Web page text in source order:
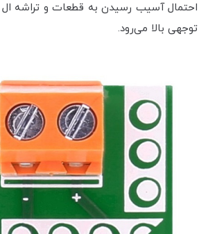
احتمال آسیب رسیدن به قطعات و تراشه ال
توجهی بالا می‌رود.